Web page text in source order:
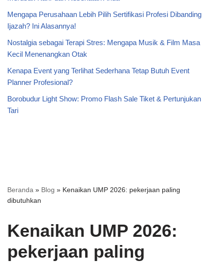
Mengapa Perusahaan Lebih Pilih Sertifikasi Profesi Dibanding
Ijazah? Ini Alasannya!
Nostalgia sebagai Terapi Stres: Mengapa Musik & Film Masa
Kecil Menenangkan Otak
Kenapa Event yang Terlihat Sederhana Tetap Butuh Event
Planner Profesional?
Borobudur Light Show: Promo Flash Sale Tiket & Pertunjukan
Tari
Beranda » Blog » Kenaikan UMP 2026: pekerjaan paling
dibutuhkan
Kenaikan UMP 2026:
pekerjaan paling